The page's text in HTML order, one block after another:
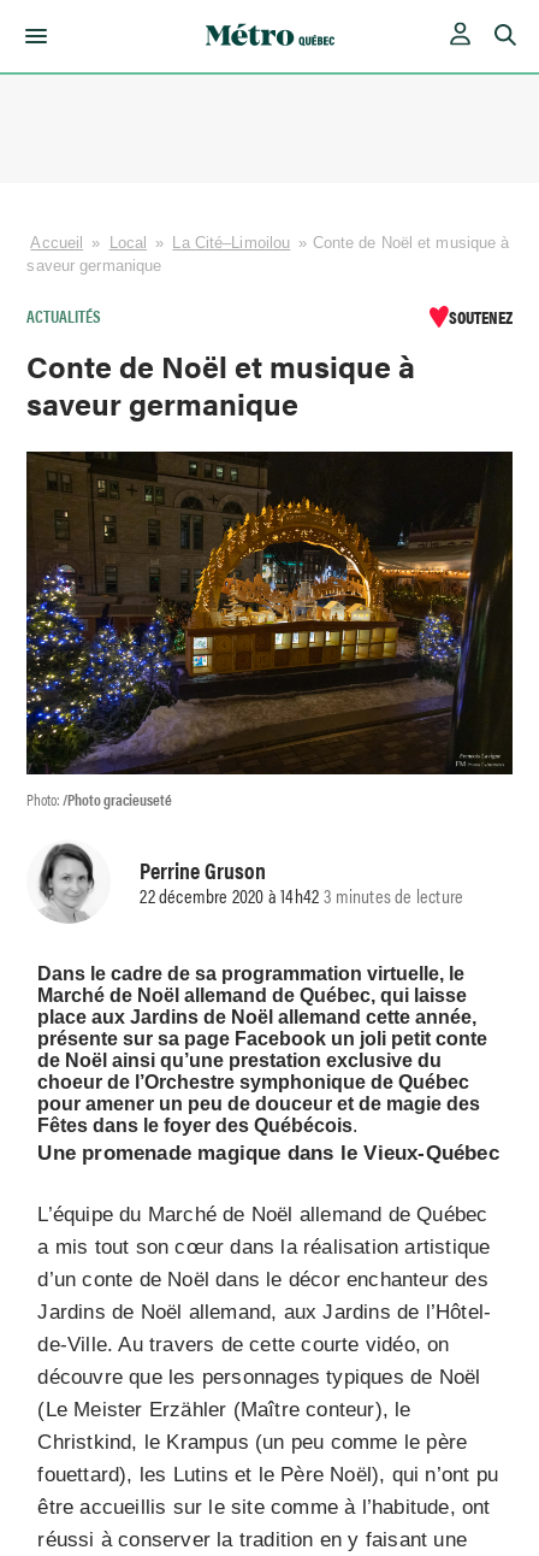
Accueil » Local » La Cité–Limoilou » Conte de Noël et musique à
saveur germanique
ACTUALITÉS SOUTENEZ
Conte de Noël et musique à
saveur germanique
Photo:/Photo gracieuseté
Perrine Gruson
22 décembre 2020 à 14h423 minutes de lecture
Dans le cadre de sa programmation virtuelle, le
Marché de Noël allemand de Québec, qui laisse
place aux Jardins de Noël allemand cette année,
présente sur sa page Facebook un joli petit conte
de Noël ainsi qu’une prestation exclusive du
choeur de l’Orchestre symphonique de Québec
pour amener un peu de douceur et de magie des
Fêtes dans le foyer des Québécois.
Une promenade magique dans le Vieux-Québec
L’équipe du Marché de Noël allemand de Québec
a mis tout son cœur dans la réalisation artistique
d’un conte de Noël dans le décor enchanteur des
Jardins de Noël allemand, aux Jardins de l’Hôtel-
de-Ville. Au travers de cette courte vidéo, on
découvre que les personnages typiques de Noël
(Le Meister Erzähler (Maître conteur), le
Christkind, le Krampus (un peu comme le père
fouettard), les Lutins et le Père Noël), qui n’ont pu
être accueillis sur le site comme à l’habitude, ont
réussi à conserver la tradition en y faisant une